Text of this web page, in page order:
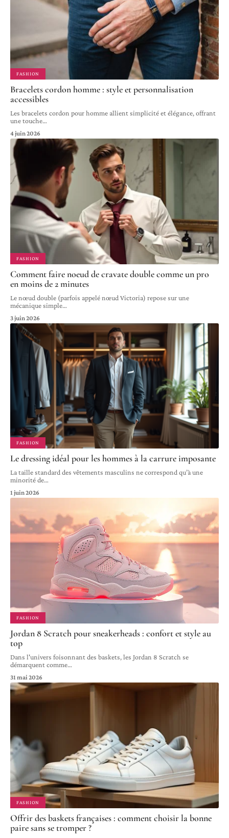
FASHION
Bracelets cordon homme : style et personnalisation
accessibles
Les bracelets cordon pour homme allient simplicité et élégance, offrant
une touche…
4 juin 2026
FASHION
Comment faire noeud de cravate double comme un pro
en moins de 2 minutes
Le nœud double (parfois appelé nœud Victoria) repose sur une
mécanique simple…
3 juin 2026
FASHION
Le dressing idéal pour les hommes à la carrure imposante
La taille standard des vêtements masculins ne correspond qu’à une
minorité de…
1 juin 2026
FASHION
Jordan 8 Scratch pour sneakerheads : confort et style au
top
Dans l'univers foisonnant des baskets, les Jordan 8 Scratch se
démarquent comme…
31 mai 2026
FASHION
Offrir des baskets françaises : comment choisir la bonne
paire sans se tromper ?